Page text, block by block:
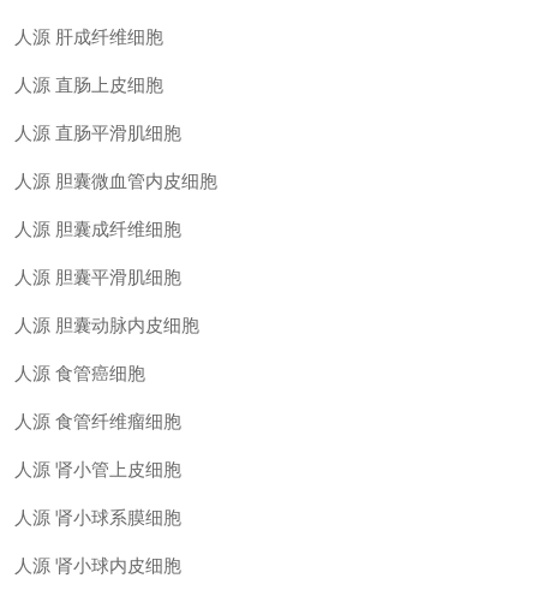
人源 肝成纤维细胞
人源 直肠上皮细胞
人源 直肠平滑肌细胞
人源 胆囊微血管内皮细胞
人源 胆囊成纤维细胞
人源 胆囊平滑肌细胞
人源 胆囊动脉内皮细胞
人源 食管癌细胞
人源 食管纤维瘤细胞
人源 肾小管上皮细胞
人源 肾小球系膜细胞
人源 肾小球内皮细胞